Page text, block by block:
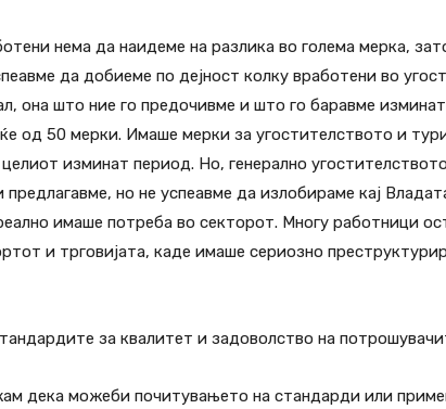
нема да наидеме на разлика во голема мерка,
да добиеме по дејност колку вработени во
она што ние го предочивме и што го баравме
од 50 мерки. Имаше мерки за угостителството и
изминат период. Но, генерално
но не успеавме да излобираме кај
имаше потреба во секторот. Многу работници
и трговијата, каде имаше сериозно
за квалитет и задоволство на
дека можеби почитувањето на стандарди или